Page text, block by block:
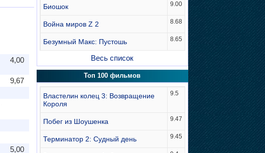
4,00
9,67
5,00
Биошок 9.00
Война миров Z 2 8.68
Безумный Макс: Пустошь 8.65
Весь список
Топ 100 фильмов
Властелин колец 3: Возвращение
Короля
9.5
Побег из Шоушенка 9.47
Терминатор 2: Судный день 9.45